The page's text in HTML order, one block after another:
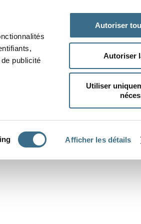
publicité
Afficher les détails
Autoriser
Autoriser
Utiliser